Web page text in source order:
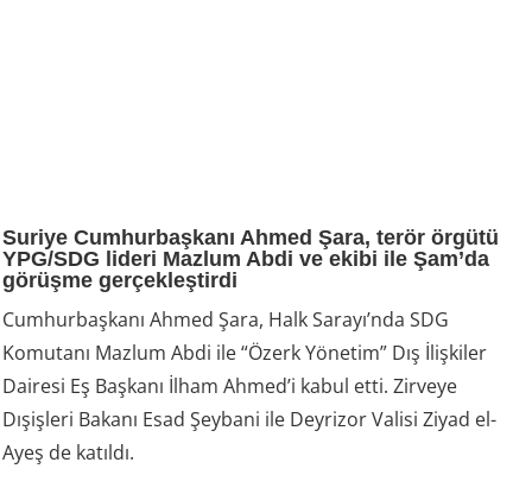
Suriye Cumhurbaşkanı Ahmed Şara, terör örgütü
YPG/SDG lideri Mazlum Abdi ve ekibi ile Şam’da
görüşme gerçekleştirdi
Cumhurbaşkanı Ahmed Şara, Halk Sarayı’nda SDG
Komutanı Mazlum Abdi ile “Özerk Yönetim” Dış İlişkiler
Dairesi Eş Başkanı İlham Ahmed’i kabul etti. Zirveye
Dışişleri Bakanı Esad Şeybani ile Deyrizor Valisi Ziyad el-
Ayeş de katıldı.